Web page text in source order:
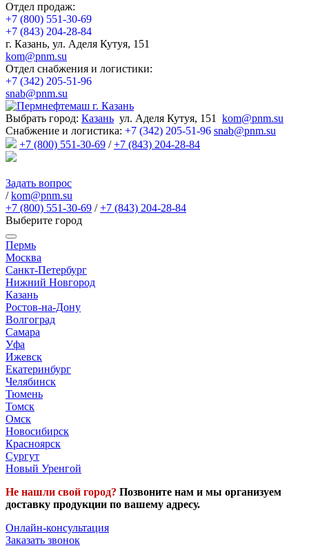
Отдел продаж:
+7 (800) 551-30-69
+7 (843) 204-28-84
г. Казань, ул. Аделя Кутуя, 151
kom@pnm.su
Отдел снабжения и логистики:
+7 (342) 205-51-96
snab@pnm.su
Выбрать город: Казань ул. Аделя Кутуя, 151 kom@pnm.su
Снабжение и логистика: +7 (342) 205-51-96 snab@pnm.su
+7 (800) 551-30-69 /+7 (843) 204-28-84
Задать вопрос
/kom@pnm.su
+7 (800) 551-30-69 /+7 (843) 204-28-84
Выберите город
Пермь
Москва
Санкт-Петербург
Нижний Новгород
Казань
Ростов-на-Дону
Волгоград
Самара
Уфа
Ижевск
Екатеринбург
Челябинск
Тюмень
Томск
Омск
Новосибирск
Красноярск
Сургут
Новый Уренгой
Не нашли свой город? Позвоните нам и мы организуем
доставку продукции по вашему адресу.
Онлайн-консультация
Заказать звонок